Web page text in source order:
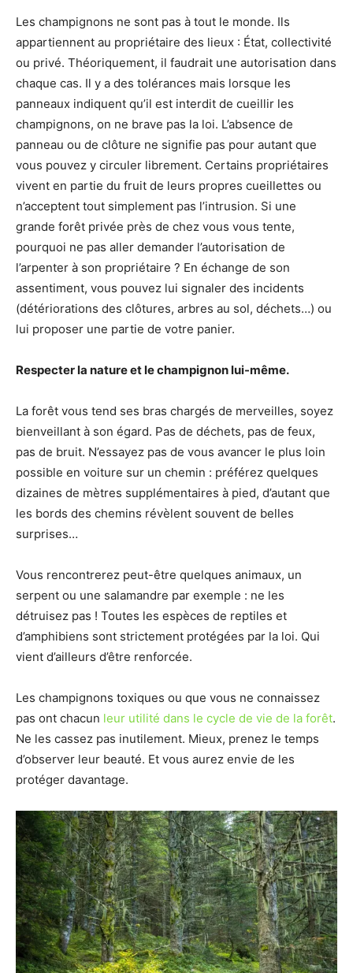
Les champignons ne sont pas à tout le monde. Ils
appartiennent au propriétaire des lieux : État, collectivité
ou privé. Théoriquement, il faudrait une autorisation dans
chaque cas. Il y a des tolérances mais lorsque les
panneaux indiquent qu’il est interdit de cueillir les
champignons, on ne brave pas la loi. L’absence de
panneau ou de clôture ne signifie pas pour autant que
vous pouvez y circuler librement. Certains propriétaires
vivent en partie du fruit de leurs propres cueillettes ou
n’acceptent tout simplement pas l’intrusion. Si une
grande forêt privée près de chez vous vous tente,
pourquoi ne pas aller demander l’autorisation de
l’arpenter à son propriétaire ? En échange de son
assentiment, vous pouvez lui signaler des incidents
(détériorations des clôtures, arbres au sol, déchets…) ou
lui proposer une partie de votre panier.
Respecter la nature et le champignon lui-même.
La forêt vous tend ses bras chargés de merveilles, soyez
bienveillant à son égard. Pas de déchets, pas de feux,
pas de bruit. N’essayez pas de vous avancer le plus loin
possible en voiture sur un chemin : préférez quelques
dizaines de mètres supplémentaires à pied, d’autant que
les bords des chemins révèlent souvent de belles
surprises…
Vous rencontrerez peut-être quelques animaux, un
serpent ou une salamandre par exemple : ne les
détruisez pas ! Toutes les espèces de reptiles et
d’amphibiens sont strictement protégées par la loi. Qui
vient d’ailleurs d’être renforcée.
Les champignons toxiques ou que vous ne connaissez
pas ont chacun leur utilité dans le cycle de vie de la forêt.
Ne les cassez pas inutilement. Mieux, prenez le temps
d’observer leur beauté. Et vous aurez envie de les
protéger davantage.